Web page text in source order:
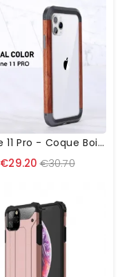
IPhone 11 Pro - Coque Bois Et Métal
€29.20 €30.70